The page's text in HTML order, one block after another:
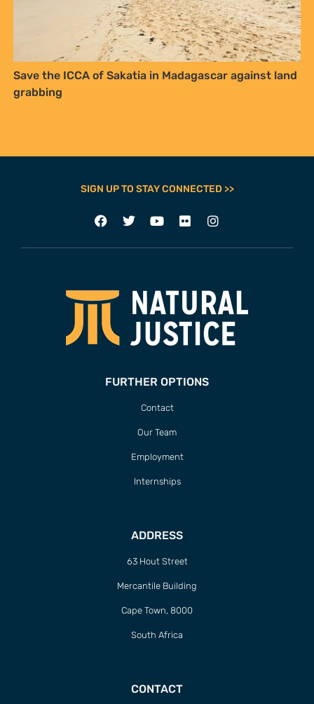
Save the ICCA of Sakatia in Madagascar against land
grabbing
SIGN UP TO STAY CONNECTED >>
FURTHER OPTIONS
Contact
Our Team
Employment
Internships
ADDRESS
63 Hout Street
Mercantile Building
Cape Town, 8000
South Africa
CONTACT